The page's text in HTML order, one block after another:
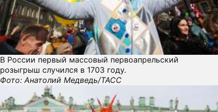
В России первый массовый первоапрельский
розыгрыш случился в 1703 году.
Фото: Анатолий Медведь/ТАСС